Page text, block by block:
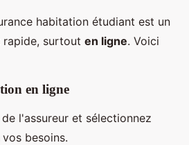
habitation étudiant est un
rapide, surtout en ligne. Voici
en ligne
de l'assureur et sélectionnez
besoins.